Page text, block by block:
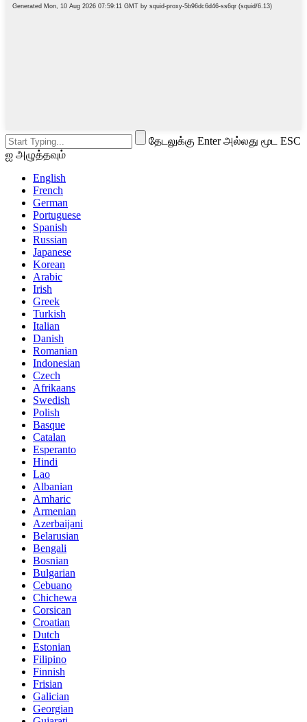
தேடலுக்கு Enter அல்லது மூட ESC
ஐ அழுத்தவும்
English
French
German
Portuguese
Spanish
Russian
Japanese
Korean
Arabic
Irish
Greek
Turkish
Italian
Danish
Romanian
Indonesian
Czech
Afrikaans
Swedish
Polish
Basque
Catalan
Esperanto
Hindi
Lao
Albanian
Amharic
Armenian
Azerbaijani
Belarusian
Bengali
Bosnian
Bulgarian
Cebuano
Chichewa
Corsican
Croatian
Dutch
Estonian
Filipino
Finnish
Frisian
Galician
Georgian